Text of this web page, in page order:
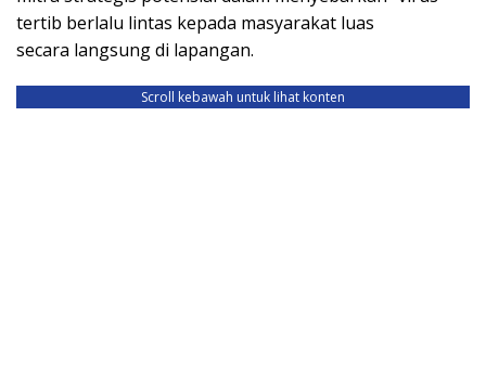
tertib berlalu lintas kepada masyarakat luas
secara langsung di lapangan.
Scroll kebawah untuk lihat konten